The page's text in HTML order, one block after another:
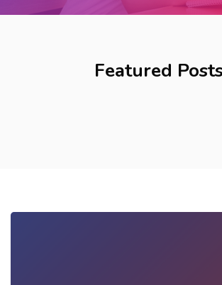
Featured